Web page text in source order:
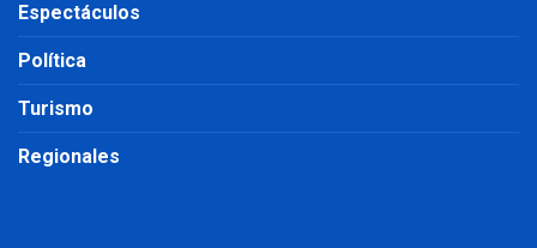
Espectáculos
Política
Turismo
Regionales